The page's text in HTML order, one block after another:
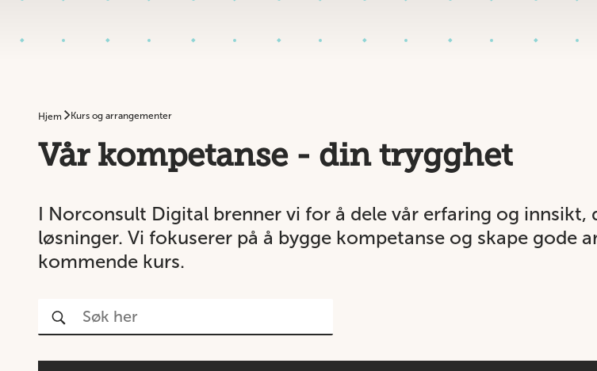
Hjem Kurs og arrangementer
Vår kompetanse - din trygghet
I Norconsult Digital brenner vi for å dele vår erfaring og
løsninger. Vi fokuserer på å bygge kompetanse og skape gode
kommende kurs.